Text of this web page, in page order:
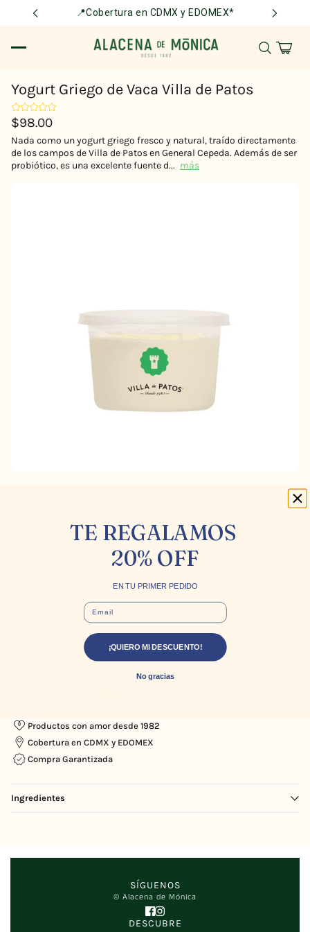
📍Cobertura en CDMX y EDOMEX*
Yogurt Griego de Vaca Villa de Patos
$98.00
Nada como un yogurt griego fresco y natural, traído directamente
de los campos de Villa de Patos en General Cepeda. Además de ser
probiótico, es una excelente fuente d... más
Orgánico certificado
Sin conservadores, hormonas ni antibióticos
Hecho con leche de vaca de libre pastoreo
SABOR CON CONCIENCIA
Curamos productos seleccionados por su trayectoria, calidad
y sabor, de marcas de prestigio internacional y productores
mexicanos responsables.
¡Compra ahora y recibe hoy mismo!
Productos con amor desde 1982
Cobertura en CDMX y EDOMEX
Compra Garantizada
Ingredientes
SÍGUENOS
© Alacena de Mónica
DESCUBRE
TE REGALAMOS
20% OFF
EN TU PRIMER PEDIDO
EMAIL
¡QUIERO MI DESCUENTO!
No gracias